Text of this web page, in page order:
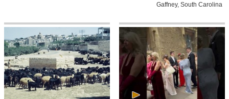
Gaffney, South Carolina